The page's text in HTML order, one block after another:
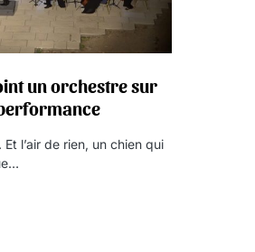
un orchestre sur
l’air de rien, un chien qui